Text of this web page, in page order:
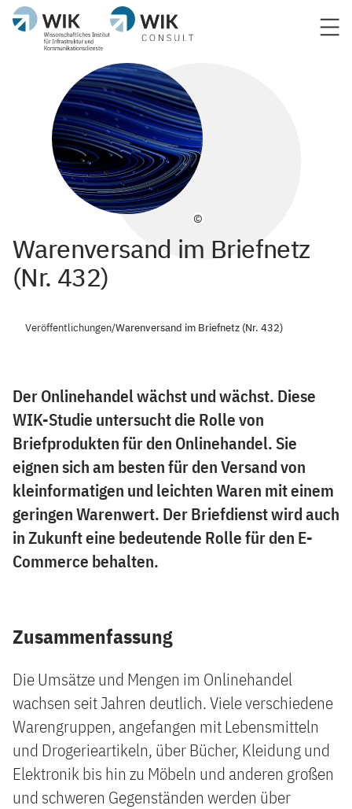
©
Warenversand im Briefnetz
(Nr. 432)
Veröffentlichungen/Warenversand im Briefnetz (Nr. 432)
Der Onlinehandel wächst und wächst. Diese
WIK-Studie untersucht die Rolle von
Briefprodukten für den Onlinehandel. Sie
eignen sich am besten für den Versand von
kleinformatigen und leichten Waren mit einem
geringen Warenwert. Der Briefdienst wird auch
in Zukunft eine bedeutende Rolle für den E-
Commerce behalten.
Zusammenfassung
Die Umsätze und Mengen im Onlinehandel
wachsen seit Jahren deutlich. Viele verschiedene
Warengruppen, angefangen mit Lebensmitteln
und Drogerieartikeln, über Bücher, Kleidung und
Elektronik bis hin zu Möbeln und anderen großen
und schweren Gegenständen werden über